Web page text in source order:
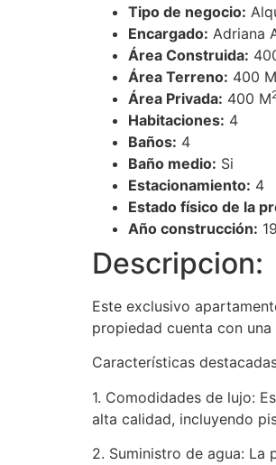
Tipo de negocio:
Encargado: Adriana
Área Construida:
Área Terreno: 400 M
Área Privada: 400 M
Habitaciones: 4
Baños: 4
Baño medio: Si
Estacionamiento: 4
Estado físico de la
Año construcción:
Descripcion:
Este exclusivo
propiedad cuenta con
Características
1. Comodidades de lujo:
alta calidad, incluyendo
2. Suministro de agua: